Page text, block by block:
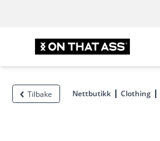
Tilbake Nettbutikk Clothing